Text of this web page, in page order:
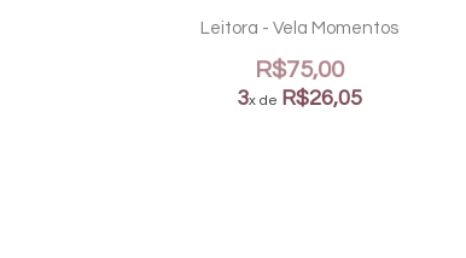
Leitora - Vela Momentos
R$75,00
3x de R$26,05